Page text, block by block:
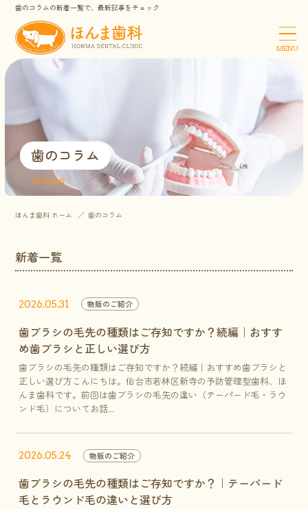
歯のコラムの新着一覧で、最新記事をチェック
MENU
歯のコラム
column
ほんま歯科 ホーム 歯のコラム
新着一覧
2026.05.31 物販のご紹介
歯ブラシの毛先の種類はご存知ですか？続編｜おすす
め歯ブラシと正しい選び方
歯ブラシの毛先の種類はご存知ですか？続編｜おすすめ歯ブラシと
正しい選び方こんにちは。仙台市若林区新寺の予防管理型歯科、ほ
んま歯科です。前回は歯ブラシの毛先の違い（テーパード毛・ラウ
ンド毛）についてお話...
2026.05.24 物販のご紹介
歯ブラシの毛先の種類はご存知ですか？｜テーパード
毛とラウンド毛の違いと選び方